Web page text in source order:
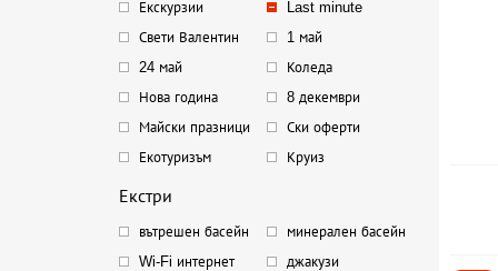
Екскурзии
Last minute
Свети Валентин
1 май
24 май
Коледа
Нова година
8 декември
Майски празници
Ски оферти
Екотуризъм
Круиз
Екстри
вътрешен басейн
минерален басейн
Wi-Fi интернет
джакузи